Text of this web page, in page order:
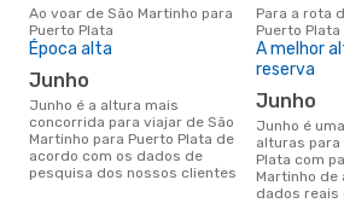
Ao voar de São Martinho para
Puerto Plata
Para a rota de São Martinho a
Puerto Plata
Época alta
junho
junho é a altura mais
concorrida para viajar de São
Martinho para Puerto Plata de
acordo com os dados de
pesquisa dos nossos clientes
A melhor
reserva
junho
junho é uma das melhores
alturas para
Plata com
Martinho de
dados reais